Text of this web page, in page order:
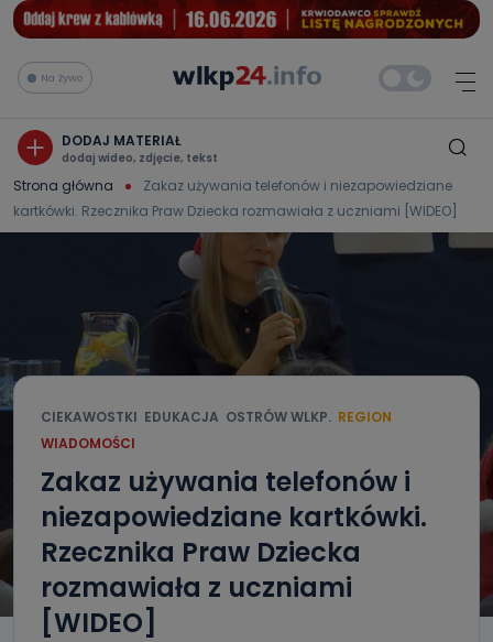
Na żywo
DODAJ MATERIAŁ
dodaj wideo, zdjęcie, tekst
Strona główna
Zakaz używania telefonów i niezapowiedziane
kartkówki. Rzecznika Praw Dziecka rozmawiała z uczniami [WIDEO]
CIEKAWOSTKI EDUKACJA OSTRÓW WLKP. REGION
WIADOMOŚCI
Zakaz używania telefonów i
niezapowiedziane kartkówki.
Rzecznika Praw Dziecka
rozmawiała z uczniami
[WIDEO]